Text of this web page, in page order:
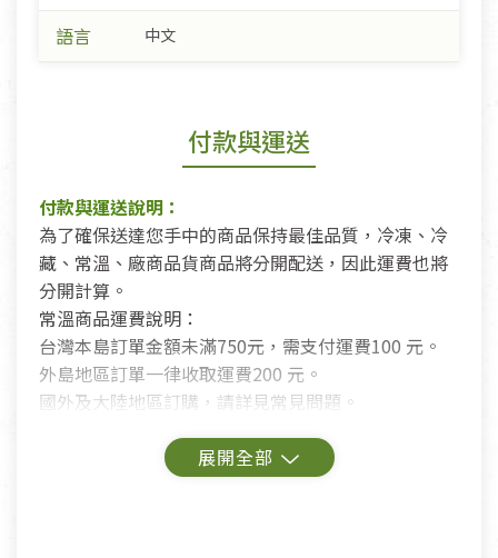
語言 中文
付款與運送
付款與運送說明：
為了確保送達您手中的商品保持最佳品質，冷凍、冷
藏、常溫、廠商品貨商品將分開配送，因此運費也將
分開計算。
常溫商品運費說明：
台灣本島訂單金額未滿750元，需支付運費100 元。
外島地區訂單一律收取運費200 元。
國外及大陸地區訂購，請詳見常見問題。
鑑賞期商品說明：